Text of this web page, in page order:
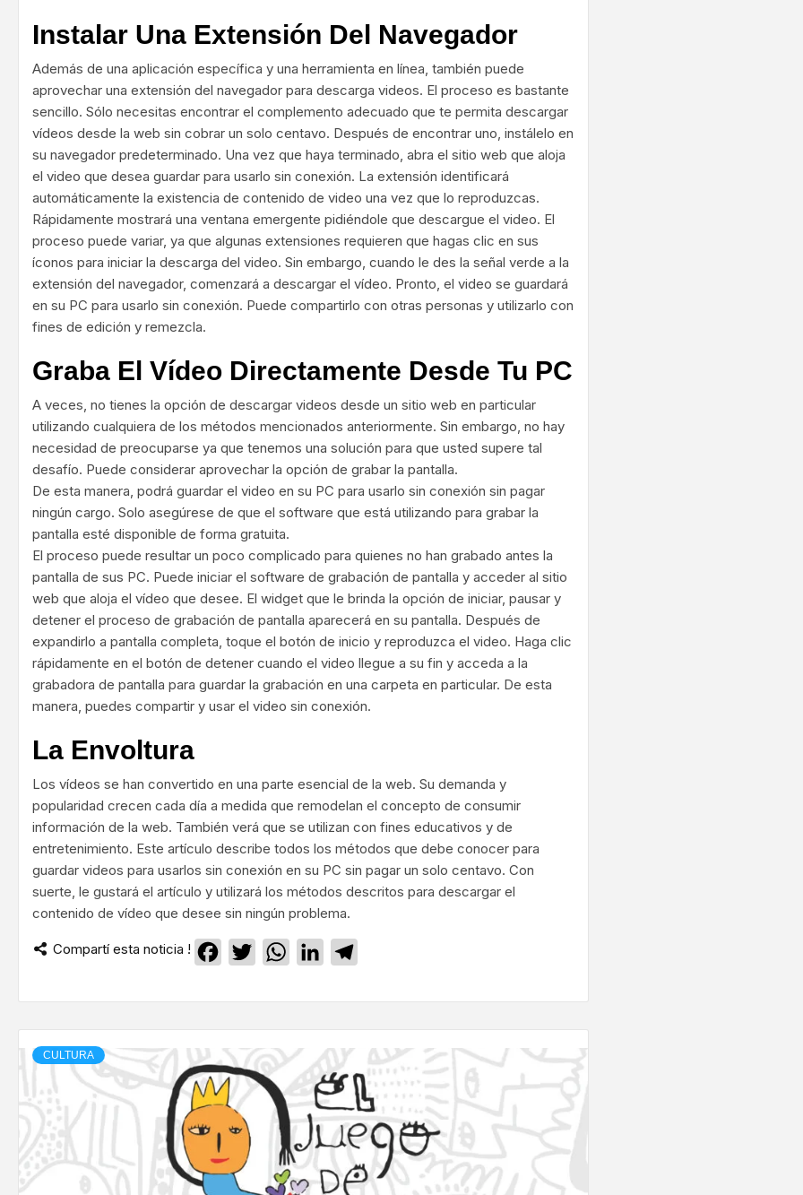
Instalar Una Extensión Del Navegador
Además de una aplicación específica y una herramienta en línea, también puede
aprovechar una extensión del navegador para descarga videos. El proceso es bastante
sencillo. Sólo necesitas encontrar el complemento adecuado que te permita descargar
vídeos desde la web sin cobrar un solo centavo. Después de encontrar uno, instálelo en
su navegador predeterminado. Una vez que haya terminado, abra el sitio web que aloja
el video que desea guardar para usarlo sin conexión. La extensión identificará
automáticamente la existencia de contenido de video una vez que lo reproduzcas.
Rápidamente mostrará una ventana emergente pidiéndole que descargue el video. El
proceso puede variar, ya que algunas extensiones requieren que hagas clic en sus
íconos para iniciar la descarga del video. Sin embargo, cuando le des la señal verde a la
extensión del navegador, comenzará a descargar el vídeo. Pronto, el video se guardará
en su PC para usarlo sin conexión. Puede compartirlo con otras personas y utilizarlo con
fines de edición y remezcla.
Graba El Vídeo Directamente Desde Tu PC
A veces, no tienes la opción de descargar videos desde un sitio web en particular
utilizando cualquiera de los métodos mencionados anteriormente. Sin embargo, no hay
necesidad de preocuparse ya que tenemos una solución para que usted supere tal
desafío. Puede considerar aprovechar la opción de grabar la pantalla.
De esta manera, podrá guardar el video en su PC para usarlo sin conexión sin pagar
ningún cargo. Solo asegúrese de que el software que está utilizando para grabar la
pantalla esté disponible de forma gratuita.
El proceso puede resultar un poco complicado para quienes no han grabado antes la
pantalla de sus PC. Puede iniciar el software de grabación de pantalla y acceder al sitio
web que aloja el vídeo que desee. El widget que le brinda la opción de iniciar, pausar y
detener el proceso de grabación de pantalla aparecerá en su pantalla. Después de
expandirlo a pantalla completa, toque el botón de inicio y reproduzca el video. Haga clic
rápidamente en el botón de detener cuando el video llegue a su fin y acceda a la
grabadora de pantalla para guardar la grabación en una carpeta en particular. De esta
manera, puedes compartir y usar el video sin conexión.
La Envoltura
Los vídeos se han convertido en una parte esencial de la web. Su demanda y
popularidad crecen cada día a medida que remodelan el concepto de consumir
información de la web. También verá que se utilizan con fines educativos y de
entretenimiento. Este artículo describe todos los métodos que debe conocer para
guardar videos para usarlos sin conexión en su PC sin pagar un solo centavo. Con
suerte, le gustará el artículo y utilizará los métodos descritos para descargar el
contenido de vídeo que desee sin ningún problema.
Compartí esta noticia ! Facebook
TwitterWhatsApp
LinkedIn
CULTURA